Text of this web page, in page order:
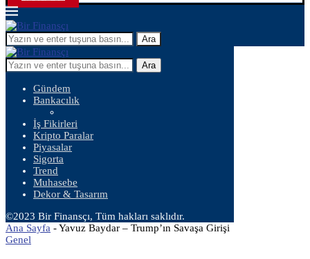
Ara
Ara
Gündem
Bankacılık
İş Fikirleri
Kripto Paralar
Piyasalar
Sigorta
Trend
Muhasebe
Dekor & Tasarım
©2023 Bir Finansçı, Tüm hakları saklıdır.
Ana Sayfa -Yavuz Baydar – Trump’ın Savaşa Girişi
Genel